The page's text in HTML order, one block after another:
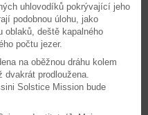
uhlovodíků pokrývající jeho
podobnou úlohu, jako
oblaků, deště kapalného
počtu jezer.
na oběžnou dráhu kolem
dvakrát prodloužena.
Solstice Mission bude